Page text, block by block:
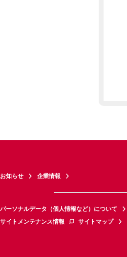
お知らせ 企業情報
パーソナルデータ（個人情報など）について
サイトメンテナンス情報
サイトマップ